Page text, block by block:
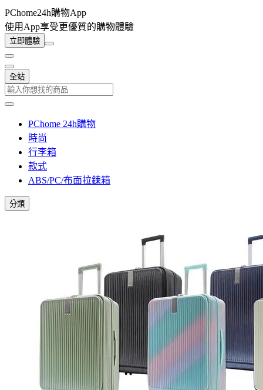
PChome24h購物App
使用App享受更優質的購物體驗
立即體驗
全站
PChome 24h購物
時尚
行李箱
款式
ABS/PC/布面拉鍊箱
分類